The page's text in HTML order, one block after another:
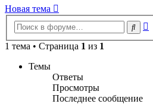
Новая тема
Поиск
1 тема • Страница 1 из 1
Темы
Ответы
Просмотры
Последнее сообщение